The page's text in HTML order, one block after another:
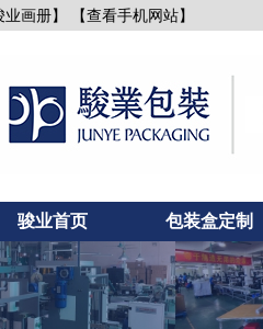
业画册】 【查看手机网站】
骏业首页 包装盒定制
新闻资讯 联系骏业